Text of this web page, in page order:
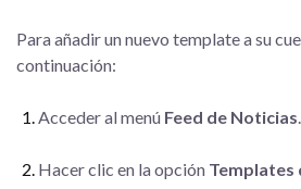
Para añadir un nuevo template a su
continuación:
Acceder al menú Feed de Noticias.
Hacer clic en la opción Templates